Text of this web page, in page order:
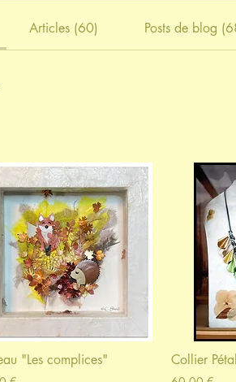
Articles (60) Posts de blog
"Les complices" Collier